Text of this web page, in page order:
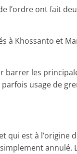
l’ordre ont fait
à Khossanto et
les
usage de
qui est à l’origine
annulé.